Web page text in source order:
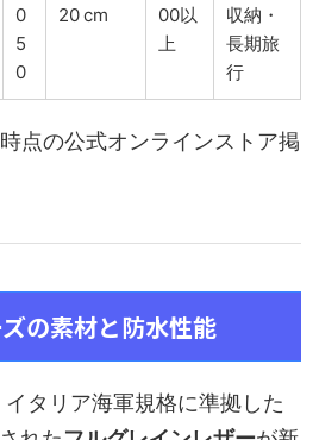
0
5
0
20 cm
00以
上
収納・
長期旅
行
点の公式オンラインストア掲
の素材と防水性能
タリア海軍規格に準拠した